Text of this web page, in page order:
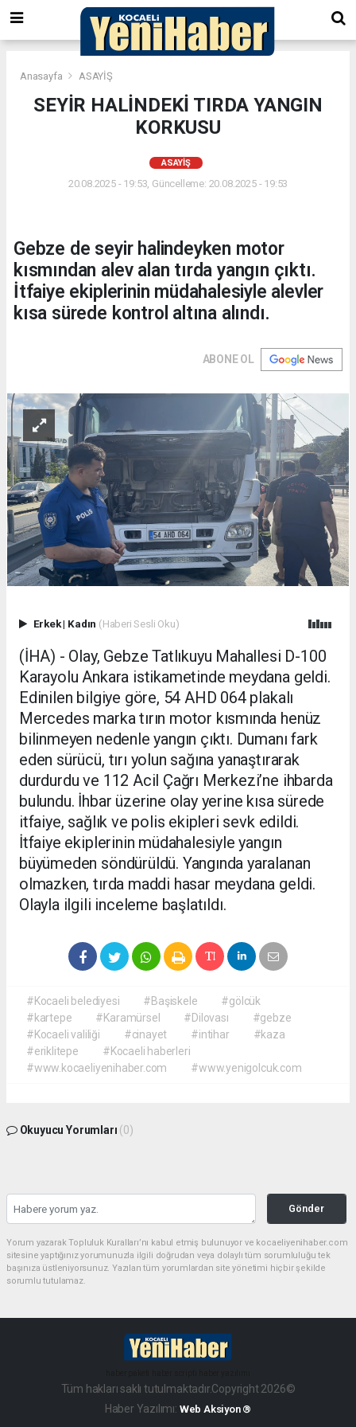
Anasayfa ASAYİŞ
SEYİR HALİNDEKİ TIRDA YANGIN
KORKUSU
ASAYİŞ
20.08.2025 - 19:53, Güncelleme: 20.08.2025 - 19:53
Gebze de seyir halindeyken motor
kısmından alev alan tırda yangın çıktı.
İtfaiye ekiplerinin müdahalesiyle alevler
kısa sürede kontrol altına alındı.
ABONE OL
Erkek| Kadın (Haberi Sesli Oku)
(İHA) - Olay, Gebze Tatlıkuyu Mahallesi D-100
Karayolu Ankara istikametinde meydana geldi.
Edinilen bilgiye göre, 54 AHD 064 plakalı
Mercedes marka tırın motor kısmında henüz
bilinmeyen nedenle yangın çıktı. Dumanı fark
eden sürücü, tırı yolun sağına yanaştırarak
durdurdu ve 112 Acil Çağrı Merkezi’ne ihbarda
bulundu. İhbar üzerine olay yerine kısa sürede
itfaiye, sağlık ve polis ekipleri sevk edildi.
İtfaiye ekiplerinin müdahalesiyle yangın
büyümeden söndürüldü. Yangında yaralanan
olmazken, tırda maddi hasar meydana geldi.
Olayla ilgili inceleme başlatıldı.
#Kocaeli belediyesi #Başiskele
#gölcük
#kartepe
#Karamürsel #Dilovası
#gebze
#Kocaeli valiliği
#cinayet #intihar
#kaza
#eriklitepe
#Kocaeli haberleri
#www.kocaeliyenihaber.com
#www.yenigolcuk.com
Okuyucu Yorumları (0)
Gönder
Yorum yazarak Topluluk Kuralları’nı kabul etmiş bulunuyor ve kocaeliyenihaber.com
sitesine yaptığınız yorumunuzla ilgili doğrudan veya dolaylı tüm sorumluluğu tek
başınıza üstleniyorsunuz. Yazılan tüm yorumlardan site yönetimi hiçbir şekilde
sorumlu tutulamaz.
Tüm hakları saklı tutulmaktadır.Copyright 2026©
Haber Yazılımı: Web Aksiyon ®